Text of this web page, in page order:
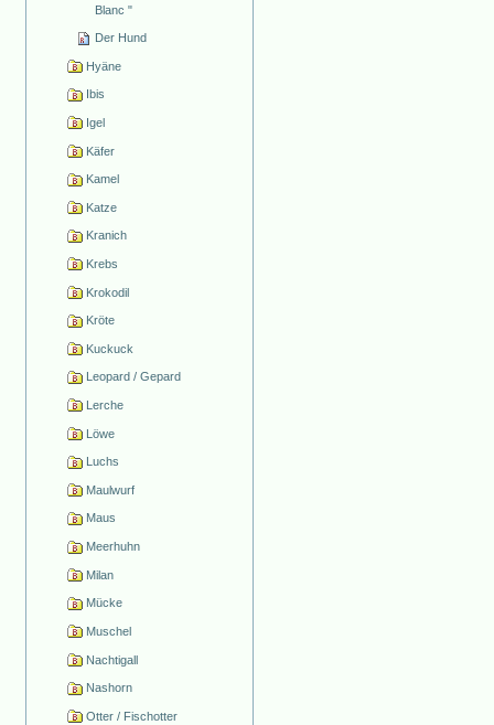
Blanc "
Der Hund
Hyäne
Ibis
Igel
Käfer
Kamel
Katze
Kranich
Krebs
Krokodil
Kröte
Kuckuck
Leopard / Gepard
Lerche
Löwe
Luchs
Maulwurf
Maus
Meerhuhn
Milan
Mücke
Muschel
Nachtigall
Nashorn
Otter / Fischotter